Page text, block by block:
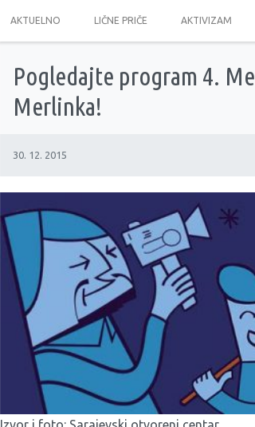
AKTUELNO LIČNE PRIČE AKTIVIZAM
Pogledajte program 4.
Merlinka!
30. 12. 2015